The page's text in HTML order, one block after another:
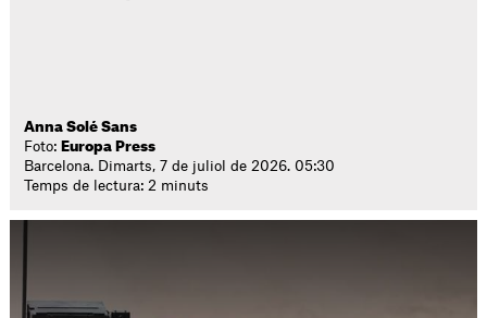
Anna Solé Sans
Foto: Europa Press
Barcelona. Dimarts, 7 de juliol de 2026. 05:30
Temps de lectura: 2 minuts